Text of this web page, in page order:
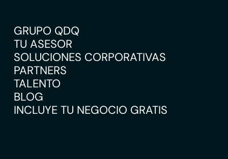
GRUPO QDQ
TU ASESOR
SOLUCIONES CORPORATIVAS
PARTNERS
TALENTO
BLOG
INCLUYE TU NEGOCIO GRATIS